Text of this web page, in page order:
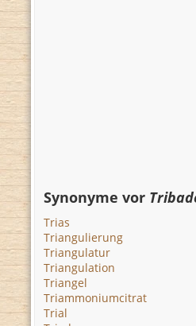
Synonyme vor
Trias
Triangulierung
Triangulatur
Triangulation
Triangel
Triammoniumcitrat
Trial